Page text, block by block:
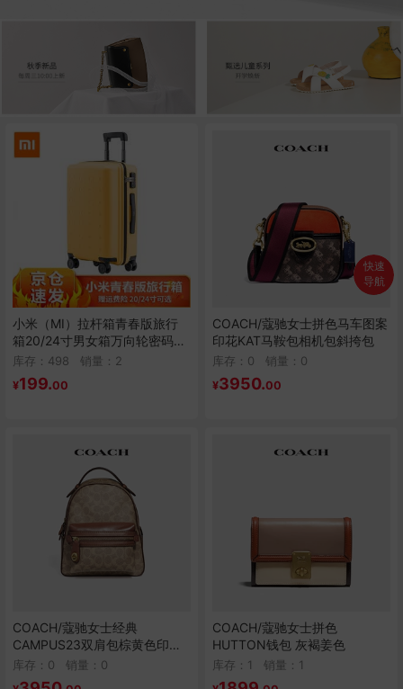
小米（MI）拉杆箱青春版旅行
箱20/24寸男女箱万向轮密码箱
轻巧便携出差旅行拉杆箱 黄色
20英寸
库存：498 销量： 2
¥199.00
COACH/蔻驰女士拼色马车图案
印花KAT马鞍包相机包斜挎包
库存：0 销量： 0
¥3950.00
COACH/蔻驰女士经典
CAMPUS23双肩包棕黄色印花
潮流百搭大容量背包
库存：0 销量： 0
COACH/蔻驰女士拼色
HUTTON钱包 灰褐姜色
库存：1 销量： 1
首页
搜索
快速
导航